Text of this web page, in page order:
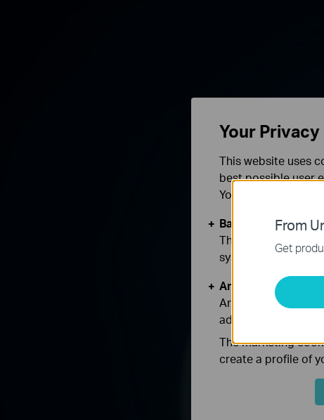
From
Get
Your
This website uses
best possible user
You can find more
Basic Cookies
These cookies are
systems.
Analysis and
Analysis cookies
adapt the
The marketing
create a profile of